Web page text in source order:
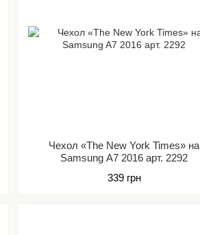
Чехол «The New York Times» на
Samsung A7 2016 арт. 2292
339 грн